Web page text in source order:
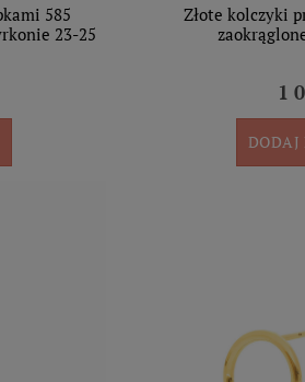
585
23-25
Złote kolczyki
1